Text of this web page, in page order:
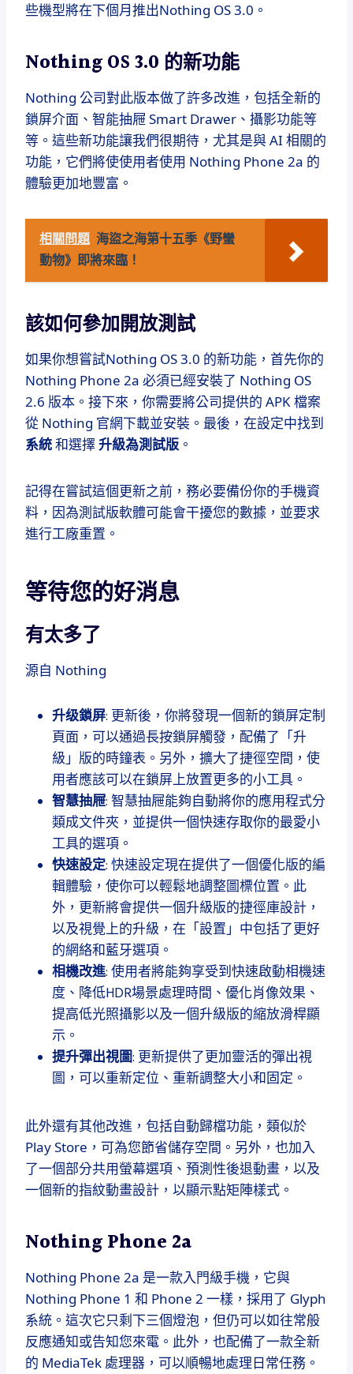
些機型將在下個月推出Nothing OS 3.0。
Nothing OS 3.0 的新功能
Nothing 公司對此版本做了許多改進，包括全新的
鎖屏介面、智能抽屜 Smart Drawer、攝影功能等
等。這些新功能讓我們很期待，尤其是與 AI 相關的
功能，它們將使使用者使用 Nothing Phone 2a 的
體驗更加地豐富。
相關問題 海盜之海第十五季《野蠻
動物》即將來臨！
該如何參加開放測試
如果你想嘗試Nothing OS 3.0 的新功能，首先你的
Nothing Phone 2a 必須已經安裝了 Nothing OS
2.6 版本。接下來，你需要將公司提供的 APK 檔案
從 Nothing 官網下載並安裝。最後，在設定中找到
系統和選擇升級為測試版 。
記得在嘗試這個更新之前，務必要備份你的手機資
料，因為測試版軟體可能會干擾您的數據，並要求
進行工廠重置。
等待您的好消息
有太多了
源自 Nothing
升级鎖屏: 更新後，你將發現一個新的鎖屏定制
頁面，可以通過長按鎖屏觸發，配備了「升
級」版的時鐘表。另外，擴大了捷徑空間，使
用者應該可以在鎖屏上放置更多的小工具。
智慧抽屜: 智慧抽屜能夠自動將你的應用程式分
類成文件夾，並提供一個快速存取你的最愛小
工具的選項。
快速設定: 快速設定現在提供了一個優化版的編
輯體驗，使你可以輕鬆地調整圖標位置。此
外，更新將會提供一個升級版的捷徑庫設計，
以及視覺上的升級，在「設置」中包括了更好
的網絡和藍牙選項。
相機改進: 使用者將能夠享受到快速啟動相機速
度、降低HDR場景處理時間、優化肖像效果、
提高低光照攝影以及一個升級版的縮放滑桿顯
示。
提升彈出視圖: 更新提供了更加靈活的彈出視
圖，可以重新定位、重新調整大小和固定。
此外還有其他改進，包括自動歸檔功能，類似於
Play Store，可為您節省儲存空間。另外，也加入
了一個部分共用螢幕選項、預測性後退動畫，以及
一個新的指紋動畫設計，以顯示點矩陣樣式。
Nothing Phone 2a
Nothing Phone 2a 是一款入門級手機，它與
Nothing Phone 1 和 Phone 2 一樣，採用了 Glyph
系統。這次它只剩下三個燈泡，但仍可以如往常般
反應通知或告知您來電。此外，也配備了一款全新
的 MediaTek 處理器，可以順暢地處理日常任務。